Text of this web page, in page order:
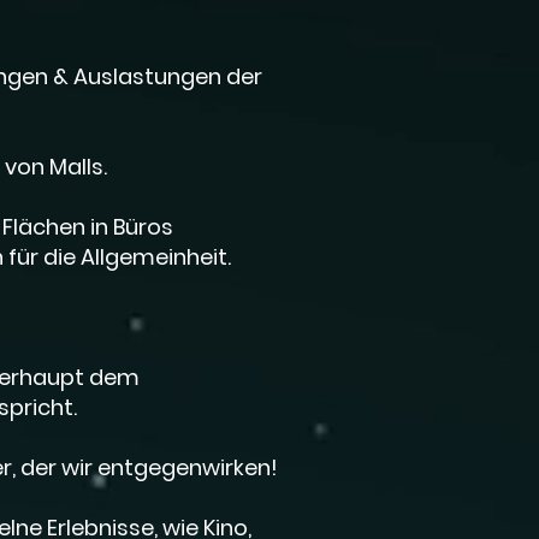
& Auslastungen der
Malls.
in Büros
die Allgemeinheit.
dem
der wir entgegenwirken!
Erlebnisse, wie Kino,